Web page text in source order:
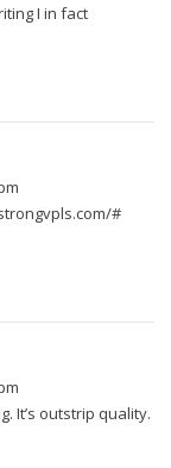
I in fact
#
It’s outstrip quality.